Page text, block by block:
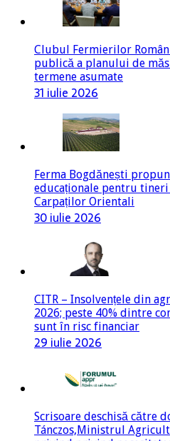
Clubul Fermierilor
publică a planului de
termene asumate
31 iulie 2026
Ferma Bogdănești
educaționale pentru
Carpaților Orientali
30 iulie 2026
CITR – Insolvențele din
2026; peste 40% dintre
sunt în risc financiar
29 iulie 2026
Scrisoare deschisă către
Tánczos,Ministrul